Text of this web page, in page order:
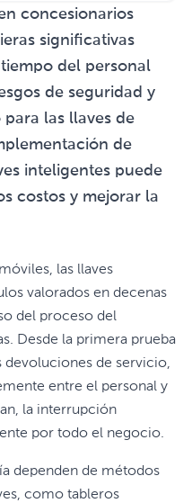
concesionarios
significativas
del personal
de seguridad y
las llaves de
de
inteligentes puede
costos y mejorar la
las llaves
valorados en decenas
del proceso del
Desde la primera prueba
devoluciones de servicio,
entre el personal y
la interrupción
por todo el negocio.
dependen de métodos
como tableros